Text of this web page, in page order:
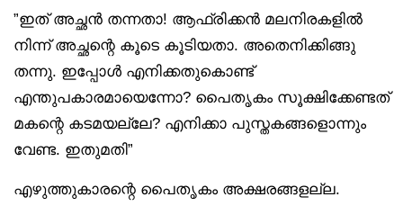
”ഇത് അച്ഛൻ തന്നതാ! ആഫ്രിക്കൻ മലനിരകളിൽ
നിന്ന് അച്ഛന്റെ കൂടെ കൂടിയതാ. അതെനിക്കിങ്ങു
തന്നു. ഇപ്പോൾ എനിക്കതുകൊണ്ട്
എന്തുപകാരമായെന്നോ? പൈതൃകം സൂക്ഷിക്കേണ്ടത്
മകന്റെ കടമയല്ലേ? എനിക്കാ പുസ്തകങ്ങളൊന്നും
വേണ്ട. ഇതുമതി”
എഴുത്തുകാരന്റെ പൈതൃകം അക്ഷരങ്ങളല്ല.